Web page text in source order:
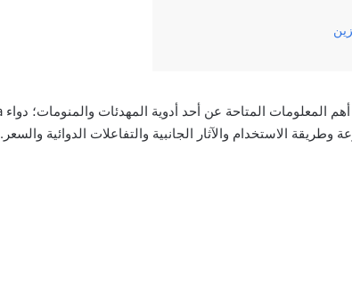
وطريقة الاستخدام ‌والآثار‌ ‌الجانبية‌ ‌والتفاعلات‌ ‌الدوائية‌ والسعر.‌